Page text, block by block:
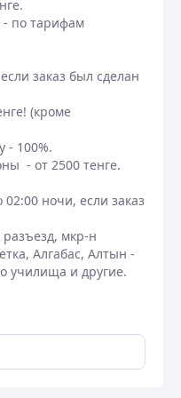
- по тарифам
заказ был сделан
(кроме
- 100%.
- от 2500 тенге.
ночи, если заказ
мкр-н
Алгабас, Алтын -
училища и другие.